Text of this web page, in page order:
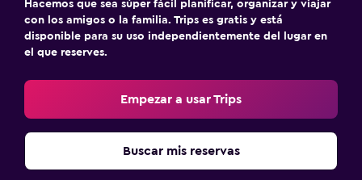
Hacemos que sea súper fácil planificar, organizar y viajar
con los amigos o la familia. Trips es gratis y está
disponible para su uso independientemente del lugar en
el que reserves.
Empezar a usar Trips
Buscar mis reservas